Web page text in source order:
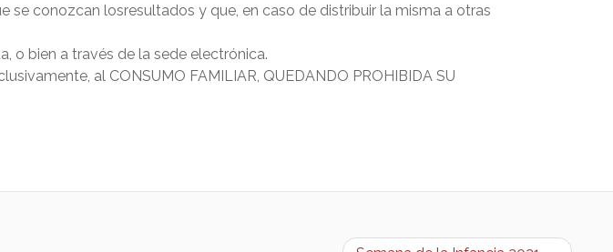
se conozcan losresultados y que, en caso de distribuir la misma a otras
o bien a través de la sede electrónica.
al CONSUMO FAMILIAR, QUEDANDO PROHIBIDA SU